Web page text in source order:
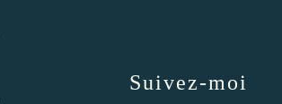
Suivez-moi